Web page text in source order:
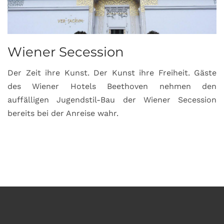
Wiener Secession
Der Zeit ihre Kunst. Der Kunst ihre Freiheit. Gäste
des Wiener Hotels Beethoven nehmen den
auffälligen Jugendstil-Bau der Wiener Secession
bereits bei der Anreise wahr.